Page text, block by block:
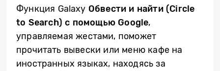
Функция Galaxy Обвести и найти (Circle
to Search) с помощью Google,
управляемая жестами, поможет
прочитать вывески или меню кафе на
иностранных языках, находясь за